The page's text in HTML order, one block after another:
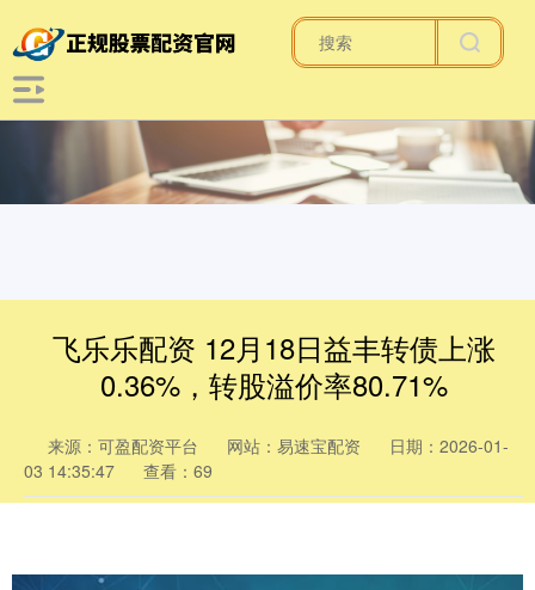
飞乐乐配资 12月18日益丰转债上涨
0.36%，转股溢价率80.71%
来源：可盈配资平台 网站：易速宝配资
日期：2026-01-
03 14:35:47
查看：69